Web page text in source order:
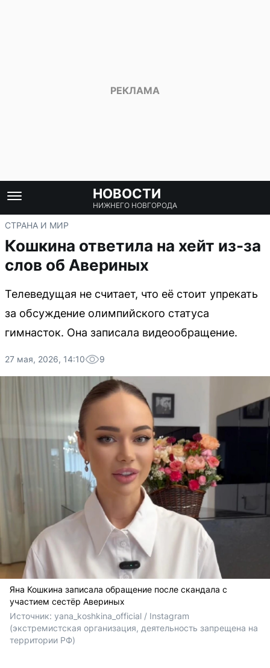
НОВОСТИ
НИЖНЕГО НОВГОРОДА
СТРАНА И МИР
Кошкина ответила на хейт из-за
слов об Авериных
Телеведущая не считает, что её стоит упрекать
за обсуждение олимпийского статуса
гимнасток. Она записала видеообращение.
27 мая, 2026, 14:10 9
Яна Кошкина записала обращение после скандала с
участием сестёр Авериных
Источник: yana_koshkina_official / Instagram
(экстремистская организация, деятельность запрещена на
территории РФ)